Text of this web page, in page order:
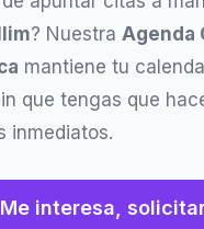
? Nuestra Agenda
mantiene tu
que tengas que
inmediatos.
Me interesa,